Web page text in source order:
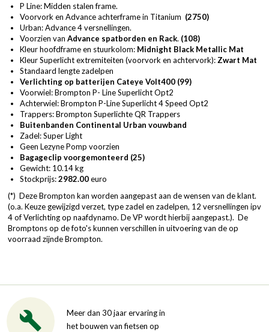
P Line: Midden stalen frame.
Voorvork en Advance achterframe in Titanium (2750)
Urban: Advance 4 versnellingen.
Voorzien van Advance spatborden en Rack. (108)
Kleur hoofdframe en stuurkolom: Midnight Black Metallic Mat
Kleur Superlicht extremiteiten (voorvork en achtervork): Zwart Mat
Standaard lengte zadelpen
Verlichting op batterijen Cateye Volt400 (99)
Voorwiel: Brompton P- Line Superlicht Opt2
Achterwiel: Brompton P-Line Superlicht 4 Speed Opt2
Trappers: Brompton Superlichte QR Trappers
Buitenbanden Continental Urban vouwband
Zadel: Super Light
Geen Lezyne Pomp voorzien
Bagageclip voorgemonteerd (25)
Gewicht: 10.14 kg
Stockprijs:2982.00euro
(*) Deze Brompton kan worden aangepast aan de wensen van de klant.
(o.a. Keuze gewijzigd verzet, type zadel en zadelpen, 12 versnellingen ipv
4 of Verlichting op naafdynamo. De VP wordt hierbij aangepast.). De
Bromptons op de foto's kunnen verschillen in uitvoering van de op
voorraad zijnde Brompton.
Meer dan 30 jaar ervaring in
het bouwen van fietsen op